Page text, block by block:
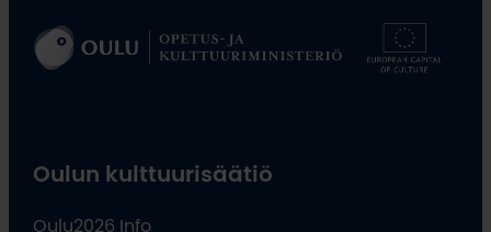
Oulun kulttuurisäätiö
Oulu2026 Info